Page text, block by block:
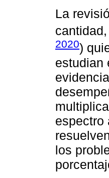
La
2020)
estudian
espectro
los